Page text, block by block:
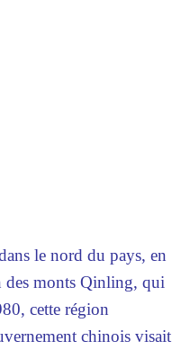
le nord du pays, en
des monts Qinling, qui
cette région
chinois visait